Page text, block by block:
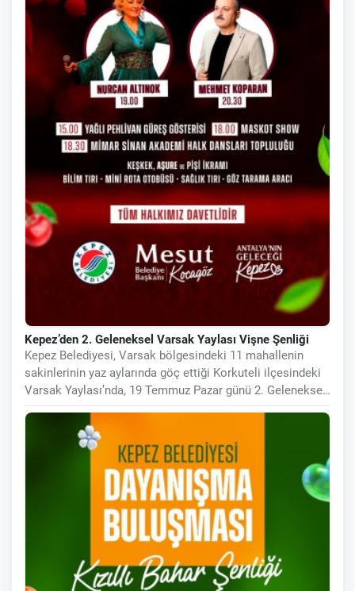
Kepez’den 2. Geleneksel Varsak Yaylası Vişne Şenliği
Kepez Belediyesi, Varsak bölgesindeki 11 mahallenin
sakinlerinin yaz aylarında göç ettiği Korkuteli ilçesindeki
Varsak Yaylası’nda, 19 Temmuz Pazar günü 2. Geleneksel
Vişne Şenliği’ni